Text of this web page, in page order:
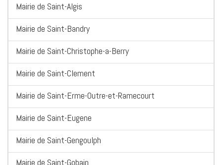
Mairie de Saint-Algis
Mairie de Saint-Bandry
Mairie de Saint-Christophe-a-Berry
Mairie de Saint-Clement
Mairie de Saint-Erme-Outre-et-Ramecourt
Mairie de Saint-Eugene
Mairie de Saint-Gengoulph
Mairie de Saint-Gobain